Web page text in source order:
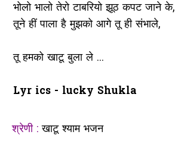
भोलो भालो तेरो टाबरियो झूठ कपट जाने के,
तूने हीं पाला है मुझको आगे तू ही संभाले,
तू हमको खाटू बुला ले ...
Lyr ics - lucky Shukla
श्रेणी :खाटू श्याम भजन